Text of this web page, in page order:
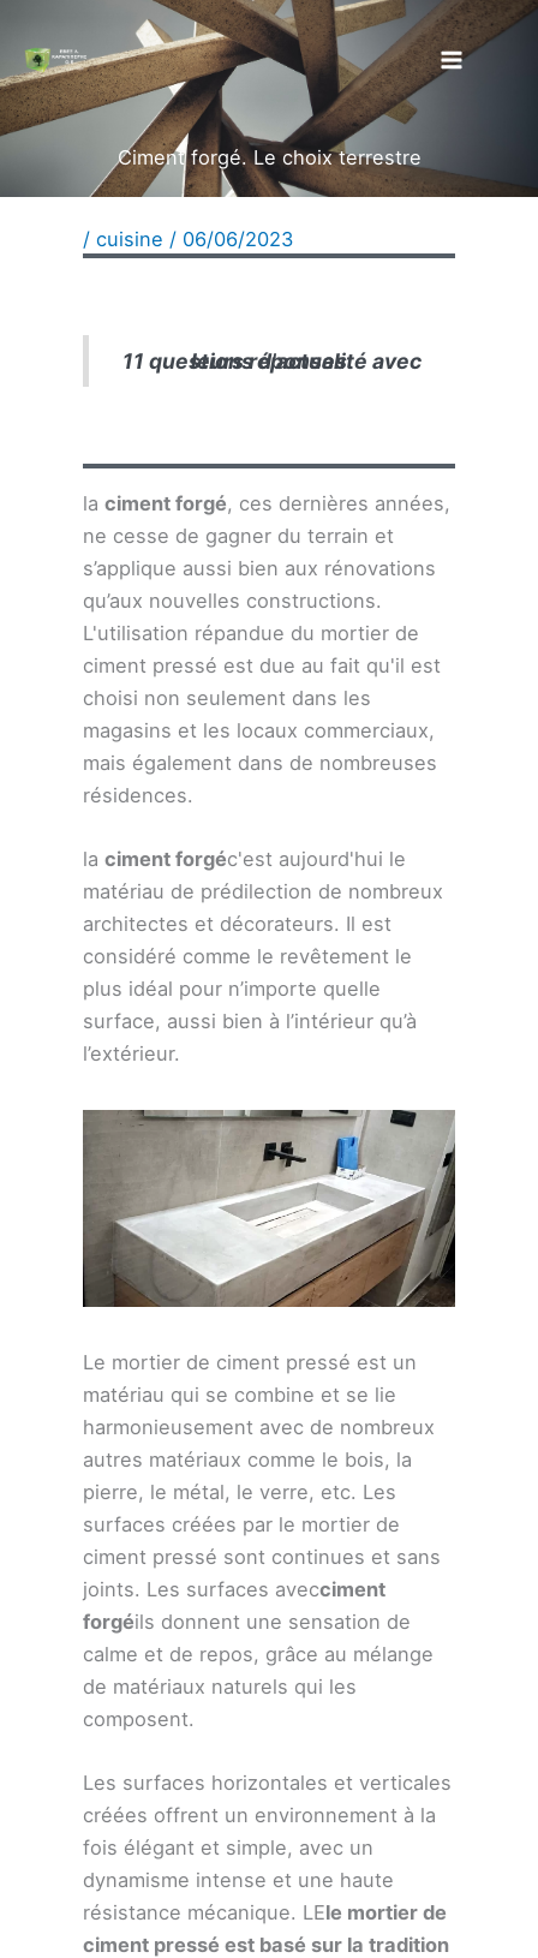
contenu
Ciment forgé. Le choix terrestre
/cuisine / 06/06/2023
11 questions d'actualité avec leurs réponses.
laciment forgé, ces dernières années,
ne cesse de gagner du terrain et
s’applique aussi bien aux rénovations
qu’aux nouvelles constructions.
L'utilisation répandue du mortier de
ciment pressé est due au fait qu'il est
choisi non seulement dans les
magasins et les locaux commerciaux,
mais également dans de nombreuses
résidences.
laciment forgéc'est aujourd'hui le
matériau de prédilection de nombreux
architectes et décorateurs. Il est
considéré comme le revêtement le
plus idéal pour n’importe quelle
surface, aussi bien à l’intérieur qu’à
l’extérieur.
Le mortier de ciment pressé est un
matériau qui se combine et se lie
harmonieusement avec de nombreux
autres matériaux comme le bois, la
pierre, le métal, le verre, etc. Les
surfaces créées par le mortier de
ciment pressé sont continues et sans
joints. Les surfaces avecciment
forgéils donnent une sensation de
calme et de repos, grâce au mélange
de matériaux naturels qui les
composent.
Les surfaces horizontales et verticales
créées offrent un environnement à la
fois élégant et simple, avec un
dynamisme intense et une haute
résistance mécanique. LEle mortier de
ciment pressé est basé sur la tradition